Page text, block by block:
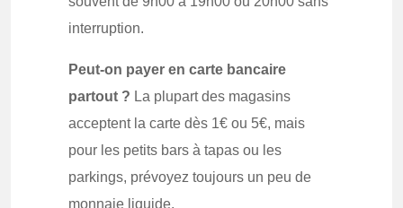
interruption.
Peut-on payer en carte bancaire
partout ? La plupart des magasins
acceptent la carte dès 1€ ou 5€, mais
pour les petits bars à tapas ou les
parkings, prévoyez toujours un peu de
monnaie liquide.